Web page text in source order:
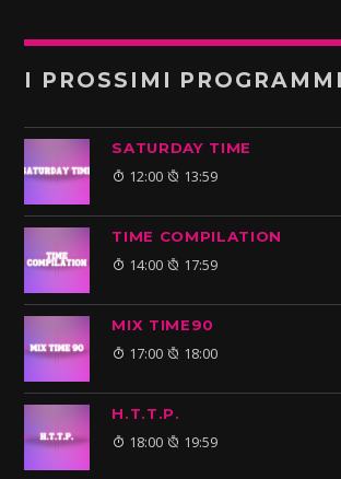
I PROSSIMI PROGRAMMI
SATURDAY TIME
12:00 13:59
TIME COMPILATION
14:00 17:59
MIX TIME90
17:00 18:00
H.T.T.P.
18:00 19:59